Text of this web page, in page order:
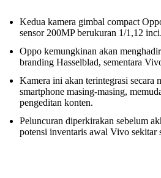
Kedua kamera gimbal compact
sensor 200MP berukuran 1/1,12 inci.
Oppo kemungkinan akan
branding Hasselblad, sementara
Kamera ini akan terintegrasi secara
smartphone masing-masing,
pengeditan konten.
Peluncuran diperkirakan sebelum
potensi inventaris awal Vivo sekitar